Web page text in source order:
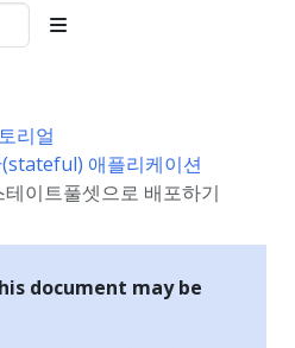
리얼
애플리케이션
이트풀셋으로 배포하기
document may be